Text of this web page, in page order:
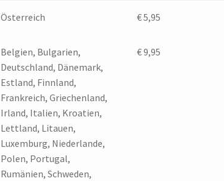
Österreich € 5,95
Belgien, Bulgarien,
Deutschland, Dänemark,
Estland, Finnland,
Frankreich, Griechenland,
Irland, Italien, Kroatien,
Lettland, Litauen,
Luxemburg, Niederlande,
Polen, Portugal,
Rumänien, Schweden,
€ 9,95